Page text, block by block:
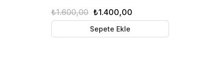
₺1.400,00
₺1.600,00
Sepete Ekle